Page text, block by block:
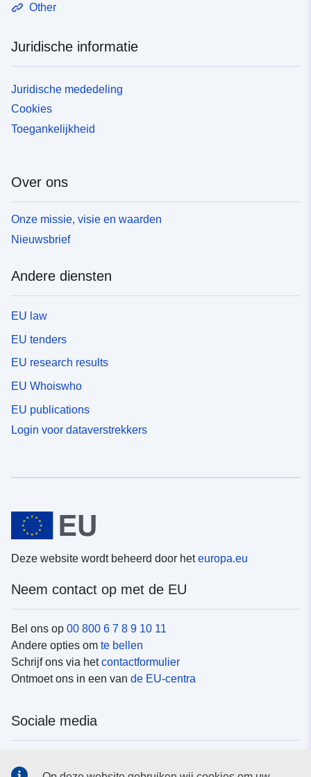
Other
Juridische informatie
Juridische mededeling
Cookies
Toegankelijkheid
Over ons
Onze missie, visie en waarden
Nieuwsbrief
Andere diensten
EU law
EU tenders
EU research results
EU Whoiswho
EU publications
Login voor dataverstrekkers
Deze website wordt beheerd door heteuropa.eu
Neem contact op met de EU
Bel ons op 00 800 6 7 8 9 10 11
Andere opties om te bellen
Schrijf ons via hetcontactformulier
Ontmoet ons in een van de EU-centra
Sociale media